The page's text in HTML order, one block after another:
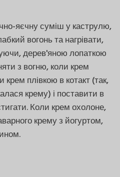
яєчну суміш у каструлю,
вогонь та нагрівати,
дерев'яною лопаткою
з вогню, коли крем
крем плівкою в котакт (так,
крему) і поставити в
Коли крем охолоне,
крему з йогуртом,